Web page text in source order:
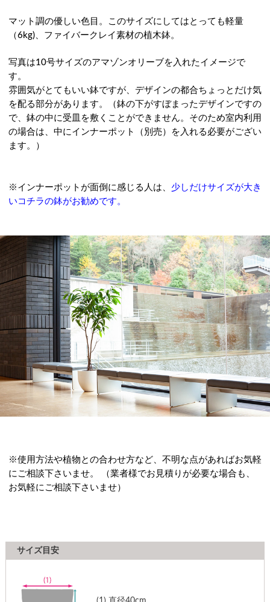
マット調の優しい色目。このサイズにしてはとっても軽量
（6kg)、ファイバークレイ素材の植木鉢。
写真は10号サイズのアマゾンオリーブを入れたイメージで
す。
雰囲気がとてもいい鉢ですが、デザインの都合ちょっとだけ気
を配る部分があります。（鉢の下がすぼまったデザインですの
で、鉢の中に受皿を敷くことができません。そのため室内利用
の場合は、中にインナーポット（別売）を入れる必要がござい
ます。）
※インナーポットが面倒に感じる人は、 少しだけサイズが大き
いコチラの鉢がお勧めです。
※使用方法や植物との合わせ方など、不明な点があればお気軽
にご相談下さいませ。 （業者様でお見積りが必要な場合も、
お気軽にご相談下さいませ）
サイズ目安